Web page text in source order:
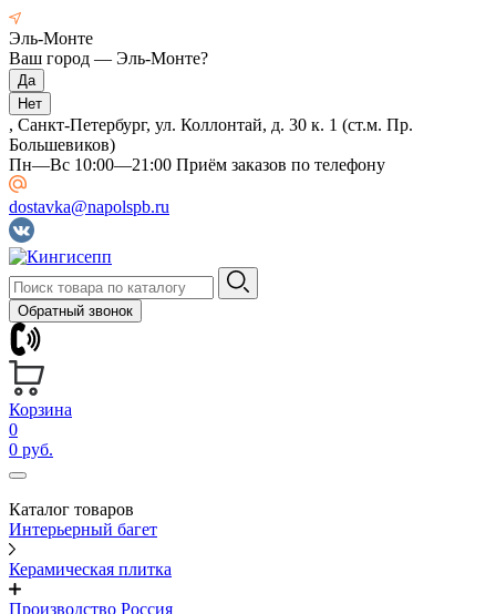
Эль-Монте
Ваш город — Эль-Монте?
, Санкт-Петербург, ул. Коллонтай, д. 30 к. 1 (ст.м. Пр.
Большевиков)
Пн—Вс 10:00—21:00 Приём заказов по телефону
dostavka@napolspb.ru
Обратный звонок
Корзина
0
0 руб.
Каталог товаров
Интерьерный багет
Керамическая плитка
Производство Россия